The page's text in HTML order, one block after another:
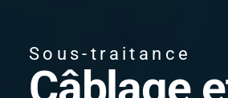
Sous-traitance